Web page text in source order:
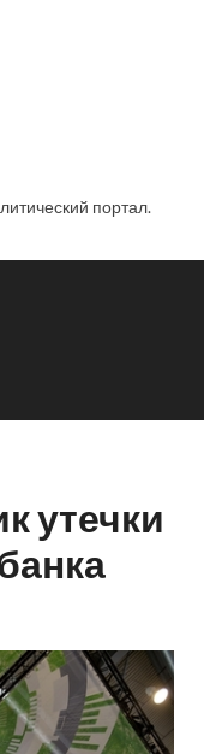
портал.
утечки